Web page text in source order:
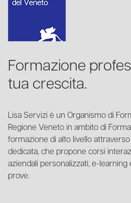
Formazione
tua crescita.
Lisa Servizi è un Organismo di
Regione Veneto in ambito di
formazione di alto livello
dedicata, che propone corsi
aziendali personalizzati, e-learning
prove.